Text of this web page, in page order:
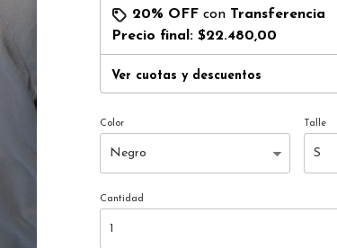
20% OFF con Transferencia
Precio final: $22.480,00
Ver cuotas y descuentos
Color Talle
Cantidad